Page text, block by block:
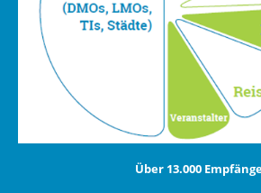
Über 13.000